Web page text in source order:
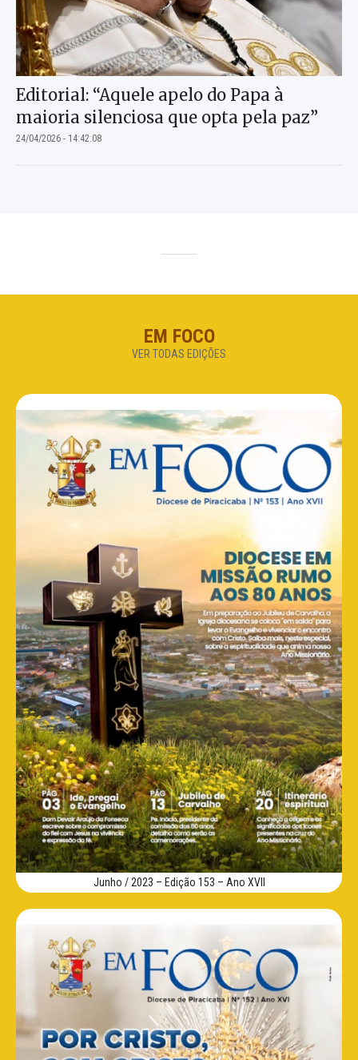
Editorial: “Aquele apelo do Papa à
maioria silenciosa que opta pela paz”
24/04/2026 - 14:42:08
EM FOCO
VER TODAS EDIÇÕES
Junho / 2023 – Edição 153 – Ano XVII